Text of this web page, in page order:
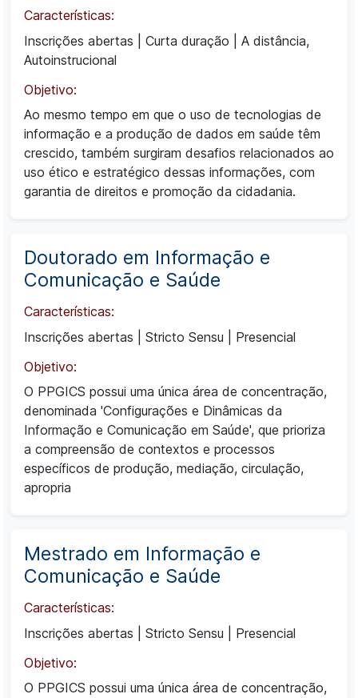
Características:
Inscrições abertas
Curta duração
A distância,
Autoinstrucional
Objetivo:
Ao mesmo tempo em que o uso de tecnologias de
informação e a produção de dados em saúde têm
crescido, também surgiram desafios relacionados ao
uso ético e estratégico dessas informações, com
garantia de direitos e promoção da cidadania.
Doutorado em Informação e
Comunicação e Saúde
Características:
Inscrições abertas
Stricto Sensu
Presencial
Objetivo:
O PPGICS possui uma única área de concentração,
denominada 'Configurações e Dinâmicas da
Informação e Comunicação em Saúde', que prioriza
a compreensão de contextos e processos
específicos de produção, mediação, circulação,
apropria
Mestrado em Informação e
Comunicação e Saúde
Características:
Inscrições abertas
Stricto Sensu
Presencial
Objetivo:
O PPGICS possui uma única área de concentração,